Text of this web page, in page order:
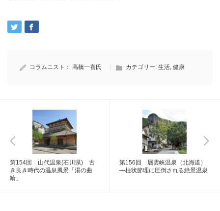
コラムニスト： 高橋一喜氏 カテゴリー: 生活, 健康
第154回 山代温泉(石川県) 古
き良き時代の温泉風景「湯の曲
輪」
第156回 層雲峡温泉（北海道）
―柱状節理に圧倒される絶景温泉